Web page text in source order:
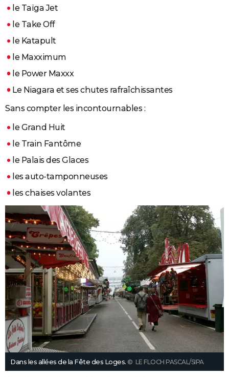
le Taïga Jet
le Take Off
le Katapult
le Maxximum
le Power Maxxx
Le Niagara et ses chutes rafraîchissantes
Sans compter les incontournables :
le Grand Huit
le Train Fantôme
le Palais des Glaces
les auto-tamponneuses
les chaises volantes
Dans les allées de la Fête des Loges. © LE FLOCH PASCAL/SIPA